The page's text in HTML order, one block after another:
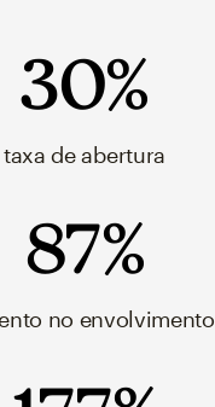
30%
taxa de abertura
87%
no envolvimento